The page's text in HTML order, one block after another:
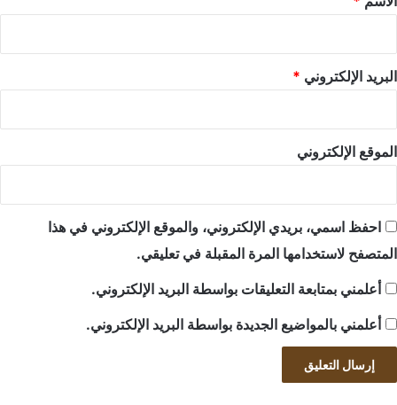
البريد الإلكتروني *
الموقع الإلكتروني
احفظ اسمي، بريدي الإلكتروني، والموقع الإلكتروني في هذا
المتصفح لاستخدامها المرة المقبلة في تعليقي.
أعلمني بمتابعة التعليقات بواسطة البريد الإلكتروني.
أعلمني بالمواضيع الجديدة بواسطة البريد الإلكتروني.